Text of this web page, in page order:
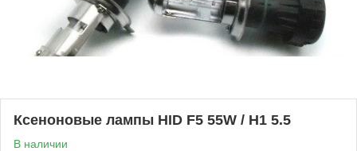
Ксеноновые лампы HID F5 55W / H1 5.5
В наличии